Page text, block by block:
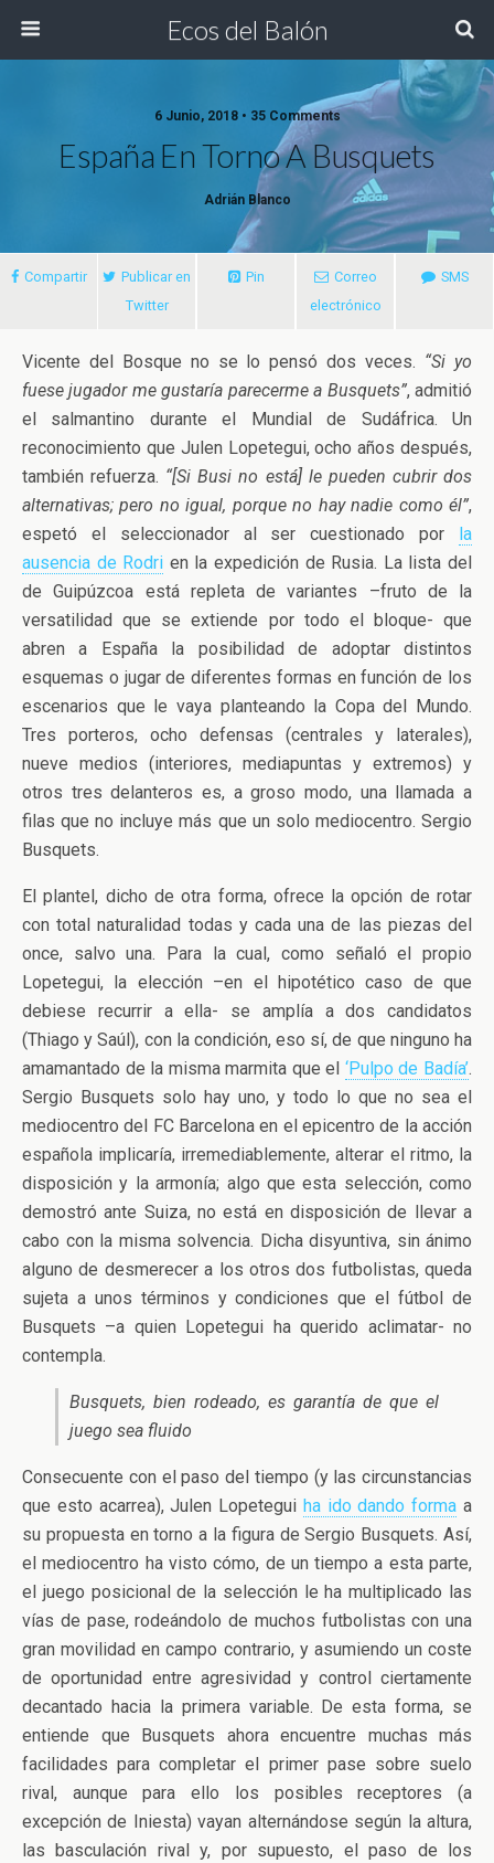
Ecos del Balón
6 Junio, 2018 • 35 Comments
España En Torno A Busquets
Adrián Blanco
Compartir
Publicar en
Twitter
Pin
Correo
electrónico
SMS
Vicente del Bosque no se lo pensó dos veces. “Si yo
fuese jugador me gustaría parecerme a Busquets”, admitió
el salmantino durante el Mundial de Sudáfrica. Un
reconocimiento que Julen Lopetegui, ocho años después,
también refuerza. “[Si Busi no está] le pueden cubrir dos
alternativas; pero no igual, porque no hay nadie como él”,
espetó el seleccionador al ser cuestionado por la
ausencia de Rodri en la expedición de Rusia. La lista del
de Guipúzcoa está repleta de variantes –fruto de la
versatilidad que se extiende por todo el bloque- que
abren a España la posibilidad de adoptar distintos
esquemas o jugar de diferentes formas en función de los
escenarios que le vaya planteando la Copa del Mundo.
Tres porteros, ocho defensas (centrales y laterales),
nueve medios (interiores, mediapuntas y extremos) y
otros tres delanteros es, a groso modo, una llamada a
filas que no incluye más que un solo mediocentro. Sergio
Busquets.
El plantel, dicho de otra forma, ofrece la opción de rotar
con total naturalidad todas y cada una de las piezas del
once, salvo una. Para la cual, como señaló el propio
Lopetegui, la elección –en el hipotético caso de que
debiese recurrir a ella- se amplía a dos candidatos
(Thiago y Saúl), con la condición, eso sí, de que ninguno ha
amamantado de la misma marmita que el ‘Pulpo de Badía’.
Sergio Busquets solo hay uno, y todo lo que no sea el
mediocentro del FC Barcelona en el epicentro de la acción
española implicaría, irremediablemente, alterar el ritmo, la
disposición y la armonía; algo que esta selección, como
demostró ante Suiza, no está en disposición de llevar a
cabo con la misma solvencia. Dicha disyuntiva, sin ánimo
alguno de desmerecer a los otros dos futbolistas, queda
sujeta a unos términos y condiciones que el fútbol de
Busquets –a quien Lopetegui ha querido aclimatar- no
contempla.
Busquets, bien rodeado, es garantía de que el
juego sea fluido
Consecuente con el paso del tiempo (y las circunstancias
que esto acarrea), Julen Lopetegui ha ido dando forma a
su propuesta en torno a la figura de Sergio Busquets. Así,
el mediocentro ha visto cómo, de un tiempo a esta parte,
el juego posicional de la selección le ha multiplicado las
vías de pase, rodeándolo de muchos futbolistas con una
gran movilidad en campo contrario, y asumiendo un coste
de oportunidad entre agresividad y control ciertamente
decantado hacia la primera variable. De esta forma, se
entiende que Busquets ahora encuentre muchas más
facilidades para completar el primer pase sobre suelo
rival, aunque para ello los posibles receptores (a
excepción de Iniesta) vayan alternándose según la altura,
las basculación rival y, por supuesto, el paso de los